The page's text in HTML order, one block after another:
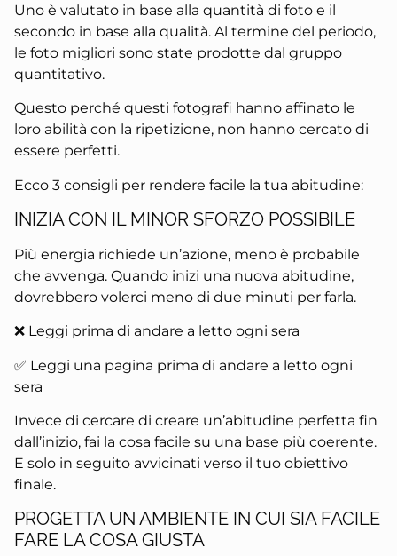
Uno è valutato in base alla quantità di foto e il
secondo in base alla qualità. Al termine del periodo,
le foto migliori sono state prodotte dal gruppo
quantitativo.
Questo perché questi fotografi hanno affinato le
loro abilità con la ripetizione, non hanno cercato di
essere perfetti.
Ecco 3 consigli per rendere facile la tua abitudine:
INIZIA CON IL MINOR SFORZO POSSIBILE
Più energia richiede un’azione, meno è probabile
che avvenga. Quando inizi una nuova abitudine,
dovrebbero volerci meno di due minuti per farla.
❌ Leggi prima di andare a letto ogni sera
✅ Leggi una pagina prima di andare a letto ogni
sera
Invece di cercare di creare un’abitudine perfetta fin
dall’inizio, fai la cosa facile su una base più coerente.
E solo in seguito avvicinati verso il tuo obiettivo
finale.
PROGETTA UN AMBIENTE IN CUI SIA FACILE
FARE LA COSA GIUSTA